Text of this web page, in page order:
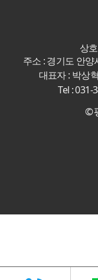
상
주소 : 경기도 안
대표자 : 박상혁
Tel : 031-
©